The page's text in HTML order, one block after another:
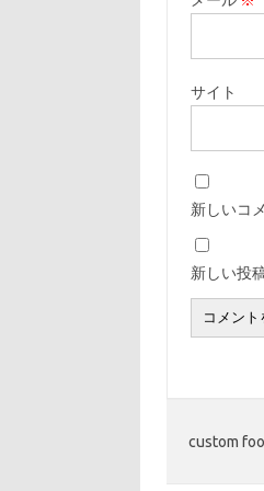
サイト
新しいコ
新しい投
custom